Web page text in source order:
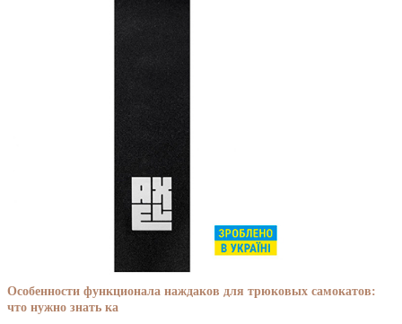
Особенности функционала наждаков для трюковых самокатов:
что нужно знать ка